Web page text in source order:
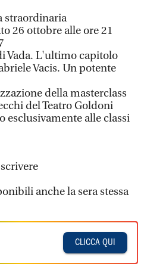
straordinaria
26 ottobre alle ore 21
Vada. L'ultimo capitolo
Vacis. Un potente
della masterclass
del Teatro Goldoni
esclusivamente alle classi
anche la sera stessa
CLICCA QUI